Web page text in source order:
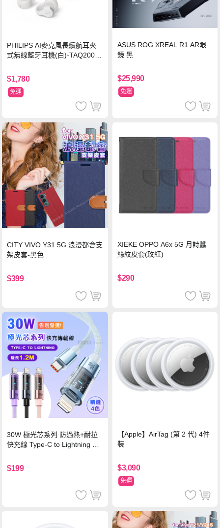
PHILIPS AI麥克風長續航耳夾
式無線藍牙耳機(白)-TAQ2000
$1,780
免運
ASUS ROG XREAL R1 AR眼
鏡 黑
$25,990
免運
CITY VIVO Y31 5G 浪漫都會支
架皮套-黑色
$399
XIEKE OPPO A6x 5G 月詩蠶
絲紋皮套(玫紅)
$290
30W 極光芯系列 防過熱+耐拉
快充線 Type-C to Lightning 傳
$199
【Apple】AirTag (第 2 代) 4件
裝
$3,090
免運